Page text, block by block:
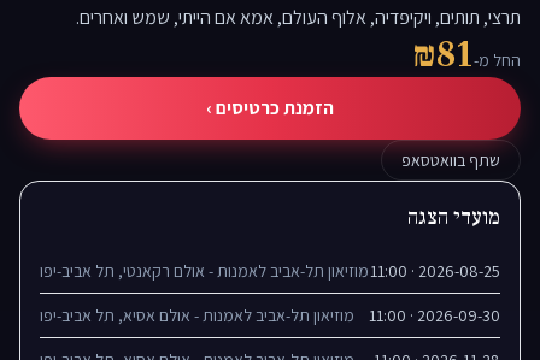
תרצי, תותים, ויקיפדיה, אלוף העולם, אמא אם הייתי, שמש ואחרים.
החל מ-₪81
הזמנת כרטיסים ›
שתף בוואטסאפ
מועדי הצגה
2026-08-25 · 11:00 מוזיאון תל-אביב לאמנות - אולם רקאנטי, תל אביב-יפו
2026-09-30 · 11:00 מוזיאון תל-אביב לאמנות - אולם אסיא, תל אביב-יפו